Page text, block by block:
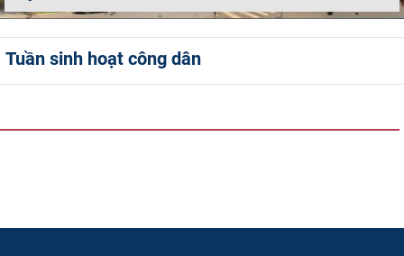
CƠ CẤU TỔ CHỨC
TUYỂN SINH
ĐÀO TẠO
KHOA HỌC CÔNG NGHỆ
Tuần sinh hoạt công dân